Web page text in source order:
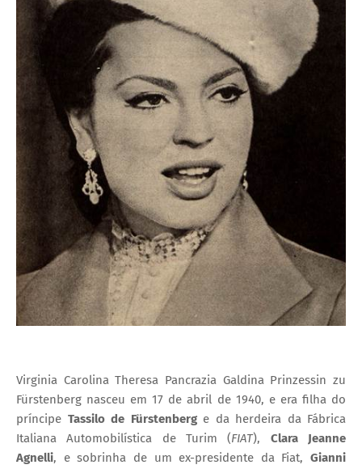
Virginia Carolina Theresa Pancrazia Galdina Prinzessin zu
Fürstenberg nasceu em 17 de abril de 1940, e era filha do
príncipe Tassilo de Fürstenberge da herdeira da Fábrica
Italiana Automobilística de Turim (FIAT), Clara Jeanne
Agnelli, e sobrinha de um ex-presidente da Fiat, Gianni